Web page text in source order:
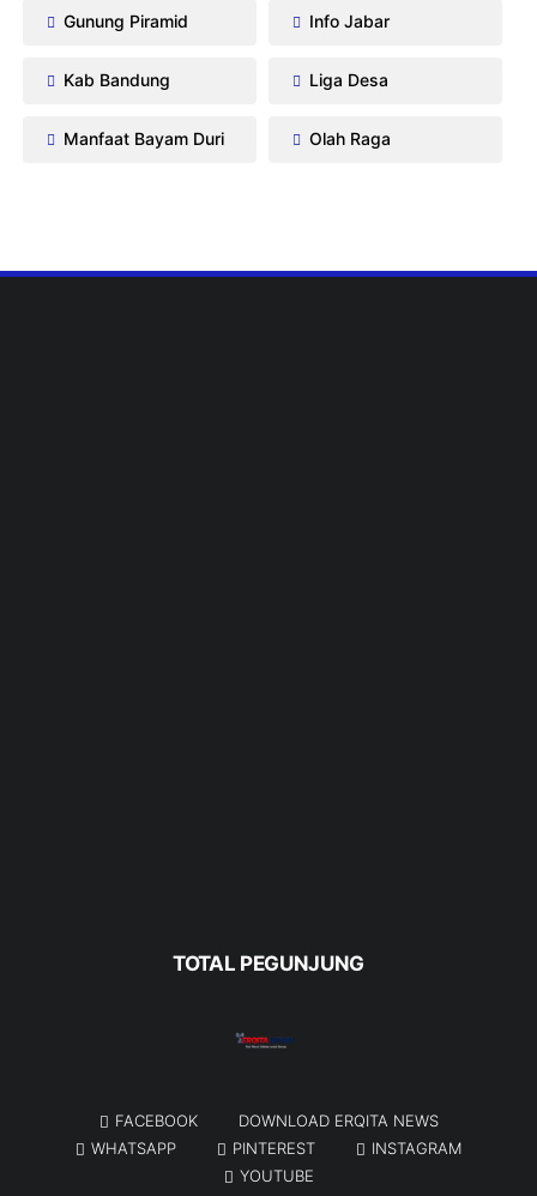
Gunung Piramid Info Jabar
Kab Bandung Liga Desa
Manfaat Bayam Duri Olah Raga
TOTAL PEGUNJUNG
FACEBOOK
DOWNLOAD ERQITA NEWS
WHATSAPP
PINTEREST
INSTAGRAM
YOUTUBE